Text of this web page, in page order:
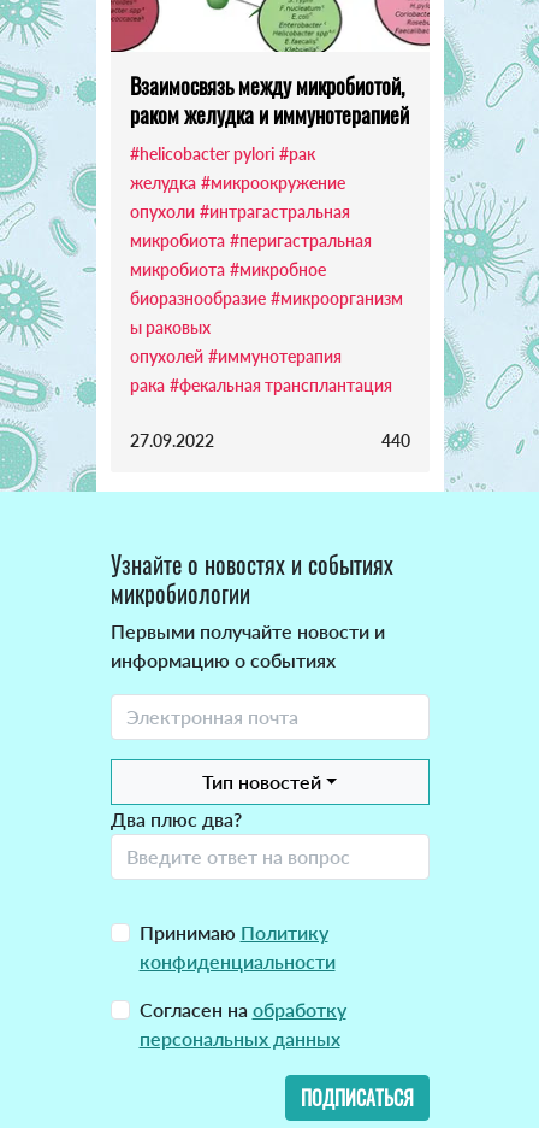
Взаимосвязь между микробиотой,
раком желудка и иммунотерапией
#helicobacter pylori #рак
желудка #микроокружение
опухоли #интрагастральная
микробиота #перигастральная
микробиота #микробное
биоразнообразие #микроорганизм
ы раковых
опухолей #иммунотерапия
рака #фекальная трансплантация
27.09.2022 440
Узнайте о новостях и событиях
микробиологии
Первыми получайте новости и
информацию о событиях
Тип новостей
Два плюс два?
Принимаю Политику
конфиденциальности
Согласен на обработку
персональных данных
ПОДПИСАТЬСЯ